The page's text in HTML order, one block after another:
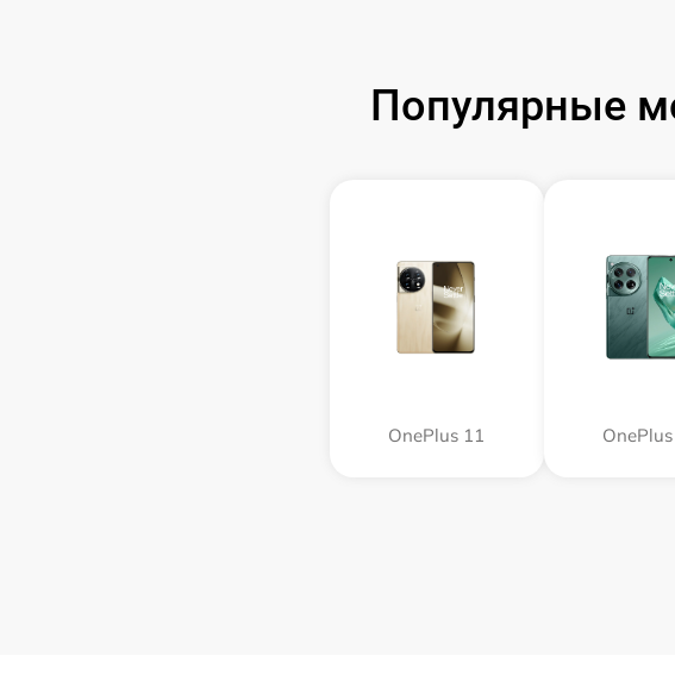
Популярные
OnePlus 11